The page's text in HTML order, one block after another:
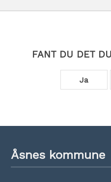
FANT DU DET
Ja
Åsnes kommune